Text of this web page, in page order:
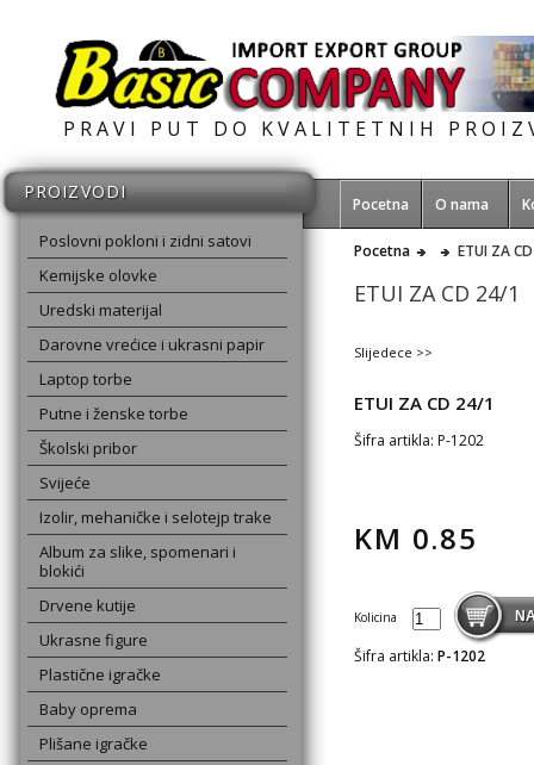
PRAVI PUT DO KVALITETNIH
Pocetna O nama
PROIZVODI
Poslovni pokloni i zidni satovi
Kemijske olovke
Uredski materijal
Darovne vrećice i ukrasni papir
Laptop torbe
Putne i ženske torbe
Školski pribor
Svijeće
Izolir, mehaničke i selotejp trake
Album za slike, spomenari i
blokići
Drvene kutije
Ukrasne figure
Plastične igračke
Baby oprema
Plišane igračke
Pocetna ETUI ZA
ETUI ZA CD 24/1
Slijedece >>
ETUI ZA CD 24/1
Šifra artikla: P-1202
KM 0.85
Kolicina
Šifra artikla: P-1202